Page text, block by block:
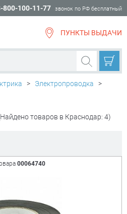
800-100-11-77 звонок по РФ бесплатный
ПУНКТЫ ВЫДАЧИ
> Электропроводка
>
товаров в Краснодар: 4)
00064740